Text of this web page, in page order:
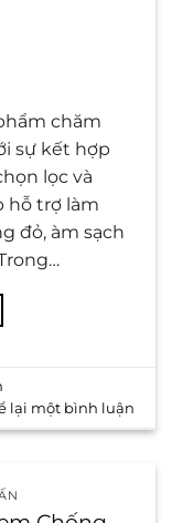
chăm
sự kết hợp
lọc và
hỗ trợ làm
đỏ, àm sạch
lại một bình luận